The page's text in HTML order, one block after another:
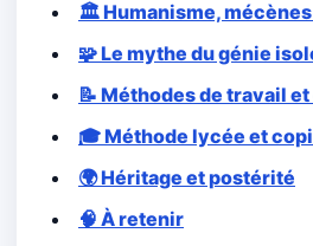
🏛️ Humanisme,
🧩 Le mythe du génie
📝 Méthodes de travail
🎓 Méthode lycée et
🌍 Héritage et postérité
🧠 À retenir